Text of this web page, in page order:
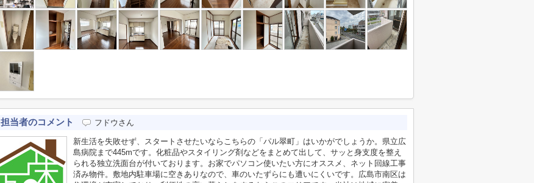
担当者のコメント フドウさん
新生活を失敗せず、スタートさせたいならこちらの「パル翠町」はいかがでしょうか。県立広
島病院まで445mです。化粧品やスタイリング剤などをまとめて出して、サッと身支度を整え
られる独立洗面台が付いております。お家でパソコン使いたい方にオススメ、ネット回線工事
済み物件。敷地内駐車場に空きありなので、車のいたずらにも遭いにくいです。広島市南区は